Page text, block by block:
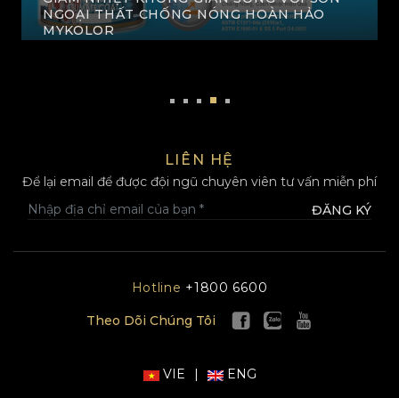
THỔN THỨC TRƯỚC BỘ SƯU TẬP SƠN NỘI,
NGOẠI THẤT MÀU TÍM ĐẸP MỘNG MƠ
LIÊN HỆ
Để lại email để được đội ngũ chuyên viên tư vấn miễn phí
ĐĂNG KÝ
Hotline +1800 6600
Theo Dõi Chúng Tôi